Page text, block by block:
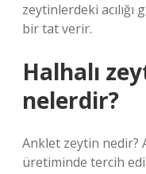
zeytinlerdeki
bir tat verir.
Halhalı
nelerdir?
Anklet zeytin nedir?
üretiminde tercih